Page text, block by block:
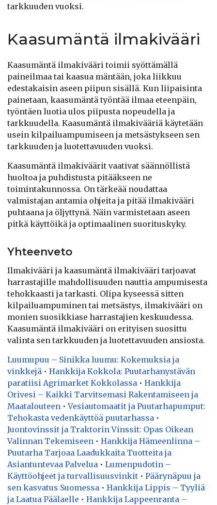
tarkkuuden vuoksi.
Kaasumäntä ilmakivääri
Kaasumäntä ilmakivääri toimii syöttämällä
paineilmaa tai kaasua mäntään, joka liikkuu
edestakaisin aseen piipun sisällä. Kun liipaisinta
painetaan, kaasumäntä työntää ilmaa eteenpäin,
työntäen luotia ulos piipusta nopeudella ja
tarkkuudella. Kaasumäntä ilmakivääriä käytetään
usein kilpailuampumiseen ja metsästykseen sen
tarkkuuden ja luotettavuuden vuoksi.
Kaasumäntä ilmakiväärit vaativat säännöllistä
huoltoa ja puhdistusta pitääkseen ne
toimintakunnossa. On tärkeää noudattaa
valmistajan antamia ohjeita ja pitää ilmakivääri
puhtaana ja öljyttynä. Näin varmistetaan aseen
pitkä käyttöikä ja optimaalinen suorituskyky.
Yhteenveto
Ilmakivääri ja kaasumäntä ilmakivääri tarjoavat
harrastajille mahdollisuuden nauttia ampumisesta
tehokkaasti ja tarkasti. Olipa kyseessä sitten
kilpailuampuminen tai metsästys, ilmakivääri on
monien suosikkiase harrastajien keskuudessa.
Kaasumäntä ilmakivääri on erityisen suosittu
valinta sen tarkkuuden ja luotettavuuden ansiosta.
Luumupuu – Sinikka luumu: Kokemuksia ja
vinkkejä • Hankkija Kokkola: Puutarhanystävän
paratiisi Agrimarket Kokkolassa • Hankkija
Orivesi – Kaikki Tarvitsemasi Rakentamiseen ja
Maatalouteen •Vesiautomaatit ja Puutarhapumput:
Tehokasta vedenkäyttöä puutarhassa •
Juontovinssit ja Traktorin Vinssit: Opas Oikean
Valinnan Tekemiseen • Hankkija Hämeenlinna –
Puutarha Tarjoaa Laadukkaita Tuotteita ja
Asiantuntevaa Palvelua • Lumenpudotin –
Käyttöohjeet ja turvallisuusvinkit • Päärynäpuu ja
sen kasvatus Suomessa • Hankkija Lippis – Tyyliä
ja Laatua Päälaelle • Hankkija Lappeenranta –